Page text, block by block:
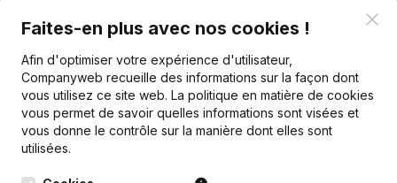
Faites-en plus avec nos cookies !
Afin d'optimiser votre expérience d'utilisateur,
Companyweb recueille des informations sur la façon dont
vous utilisez ce site web. La politique en matière de cookies
vous permet de savoir quelles informations sont visées et
vous donne le contrôle sur la manière dont elles sont
utilisées.
Français
Kantorenpark Everest
248D,
Monitoring
Recherche internationale